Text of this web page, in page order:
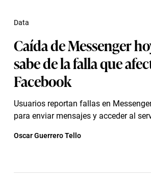
Caída de Messenger
sabe de la falla que
Facebook
Usuarios reportan fallas en
para enviar mensajes y acceder al
Data
Oscar Guerrero Tello